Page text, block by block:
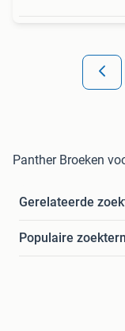
Panther Broeken
Gerelateerde
Populaire